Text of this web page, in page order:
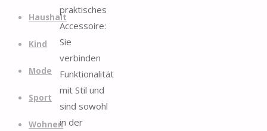
Haushalt
Kind
Mode
Sport
Wohnen
praktisches
Accessoire:
Sie
verbinden
Funktionalität
mit Stil und
sind sowohl
in der